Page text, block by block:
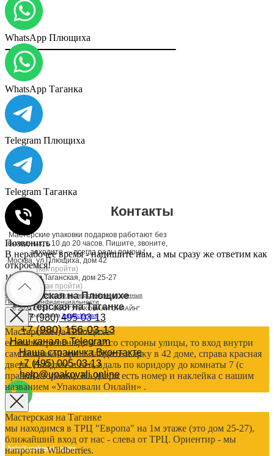
Контакты
Мастерские упаковки подарков работают без
выходных, с 10 до 20 часов. Пишите, звоните,
заходите — всегда рады помочь!
Москва, ул.Плющиха, дом 42
(как пройти)
Москва, ул.Таганская, дом 25-27
(как пройти)
Мастерская на Плющихе
Мастерская на Таганке
+7 (980) 495-03-13
+7 (980) 156-03-13
Наш канал в Telegram
Наша страничка Вконтакте
+7 (495) 005-03-13
help@upakovali.online
Согласие на обработку персональных данных
Политика конфиденциальности
© 2021-2025, ООО "УПАКОВАЛИ ОНЛАЙН"
Сайт разработала bogachevas
help@upakovali.online
WhatsApp Плющиха
WhatsApp Таганка
Telegram Плющиха
Telegram Таганка
Позвонить
В нерабочее время - напишите нам, а мы сразу же ответим как
откроемся!
Мастерская на Плющихе
если смотреть на дом 42 со стороны улицы, то вход внутри
самой правой арки. Зайдите в арку в 42 доме, справа красная
дверь. Войдите в неё, вдаль по коридору до комнаты 7 (с
правой стороны). На двери есть номер и наклейка с нашим
названием «Упаковали Онлайн» .
Мастерская на Таганке
мы находимся в ТРЦ "Европа" на 1м этаже (это дом 25-27),
ближайший вход от нас - слева от ТРЦ. Ориентир - мы
напротив Wildberries.